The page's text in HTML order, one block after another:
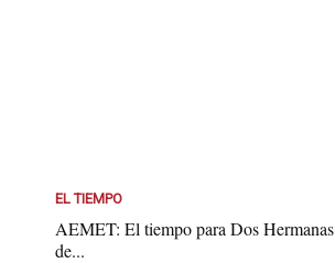
EL TIEMPO
AEMET: El tiempo para Dos
de...